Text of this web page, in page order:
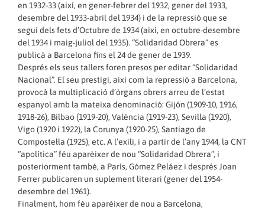
en 1932-33 (així, en gener-febrer del 1932, gener del 1933,
desembre del 1933-abril del 1934) i de la repressió que se
seguí dels fets d’Octubre de 1934 (així, en octubre-desembre
del 1934 i maig-juliol del 1935). “Solidaridad Obrera” es
publicà a Barcelona fins el 24 de gener de 1939.
Després els seus tallers foren presos per editar “Solidaridad
Nacional”. El seu prestigi, així com la repressió a Barcelona,
provocà la multiplicació d’òrgans obrers arreu de l’estat
espanyol amb la mateixa denominació: Gijón (1909-10, 1916,
1918-26), Bilbao (1919-20), València (1919-23), Sevilla (1920),
Vigo (1920 i 1922), la Corunya (1920-25), Santiago de
Compostel·la (1925), etc. A l’exili, i a partir de l’any 1944, la CNT
“apolítica” féu aparèixer de nou “Solidaridad Obrera”, i
posteriorment també, a París, Gómez Peláez i després Joan
Ferrer publicaren un suplement literari (gener del 1954-
desembre del 1961).
Finalment, hom féu aparèixer de nou a Barcelona,